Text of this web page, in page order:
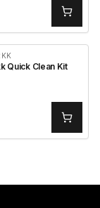
Quick Clean Kit